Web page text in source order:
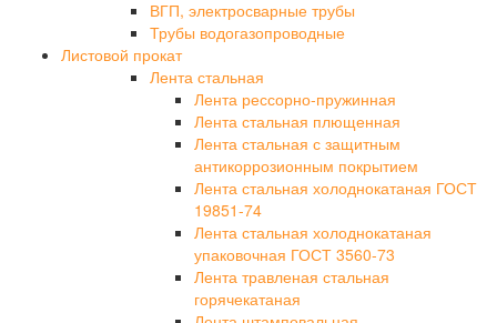
ВГП, электросварные трубы
Трубы водогазопроводные
Листовой прокат
Лента стальная
Лента рессорно-пружинная
Лента стальная плющенная
Лента стальная с защитным
антикоррозионным покрытием
Лента стальная холоднокатаная ГОСТ
19851-74
Лента стальная холоднокатаная
упаковочная ГОСТ 3560-73
Лента травленая стальная
горячекатаная